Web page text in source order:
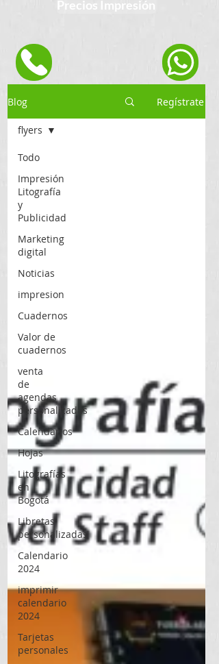
Precios Impresión
Blog Regístrate
Todo
Impresión
Litografía
y
Publicidad
Marketing
digital
Noticias
impresion
Cuadernos
Valor de
cuadernos
venta
de
agendas
personalizadas
Calendarios
Hojas
Litografías
en
Bogotá
Libretas
personalizadas
Calendario
2024
imprimir
calendario
2024
Tarjetas
personales
flyers